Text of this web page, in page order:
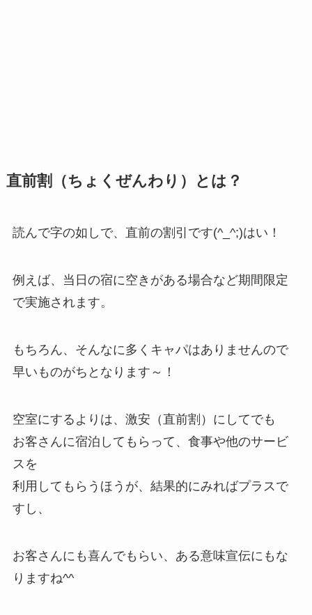
直前割（ちょくぜんわり）とは？
読んで字の如しで、直前の割引です(^_^;)はい！
例えば、当日の宿に空きがある場合など期間限定
で実施されます。
もちろん、そんなに多くキャパはありませんので
早いものがちとなります～！
空室にするよりは、激安（直前割）にしてでも
お客さんに宿泊してもらって、食事や他のサービ
スを
利用してもらうほうが、結果的にみればプラスで
すし、
お客さんにも喜んでもらい、ある意味宣伝にもな
りますね^^